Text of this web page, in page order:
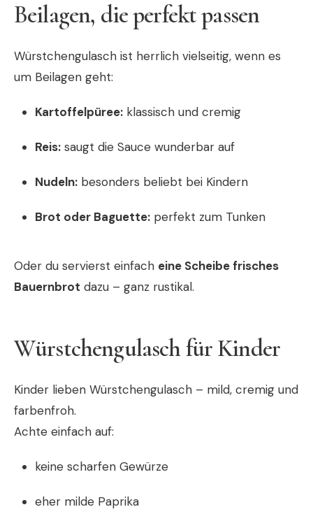
Beilagen, die perfekt passen
Würstchengulasch ist herrlich vielseitig, wenn es
um Beilagen geht:
Kartoffelpüree: klassisch und cremig
Reis: saugt die Sauce wunderbar auf
Nudeln: besonders beliebt bei Kindern
Brot oder Baguette: perfekt zum Tunken
Oder du servierst einfach eine Scheibe frisches
Bauernbrot dazu – ganz rustikal.
Würstchengulasch für Kinder
Kinder lieben Würstchengulasch – mild, cremig und
farbenfroh.
Achte einfach auf:
keine scharfen Gewürze
eher milde Paprika